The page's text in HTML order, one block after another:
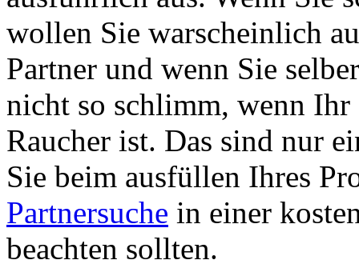
wollen Sie warscheinlich
Partner und wenn Sie
nicht so schlimm, wenn Ihr
Raucher ist. Das sind nur
Sie beim ausfüllen Ihres
Partnersuche in einer
beachten sollten.